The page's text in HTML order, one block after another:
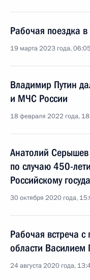
Рабочая поездка
19 марта 2023 года, 06:05
Владимир Путин
и МЧС России
18 февраля 2022 года,
Анатолий Серышев
по случаю 450-
Российскому
30 октября 2020 года,
Рабочая встреча с
области Василием
24 августа 2020 года,